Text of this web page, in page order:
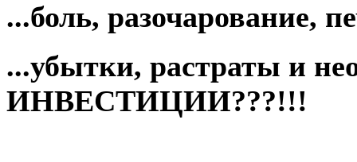
...боль, разочарование,
...убытки, растраты и
ИНВЕСТИЦИИ???!!!